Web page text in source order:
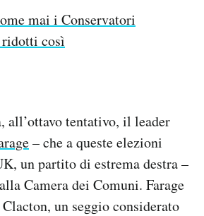
mai i Conservatori
così
all’ottavo tentativo, il leader
– che a queste elezioni
un partito di estrema destra –
alla Camera dei Comuni. Farage
un seggio considerato